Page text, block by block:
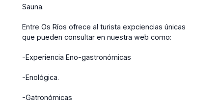
Sauna.
Entre Os Ríos ofrece al turista expciencias únicas
que pueden consultar en nuestra web como:
-Experiencia Eno-gastronómicas
-Enológica.
-Gatronómicas